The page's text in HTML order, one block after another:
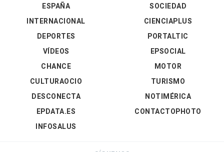
ESPAÑA
INTERNACIONAL
DEPORTES
VÍDEOS
SOCIEDAD
CIENCIAPLUS
PORTALTIC
EPSOCIAL
CHANCE
CULTURAOCIO
DESCONECTA
EPDATA.ES
INFOSALUS
MOTOR
TURISMO
NOTIMÉRICA
CONTACTOPHOTO